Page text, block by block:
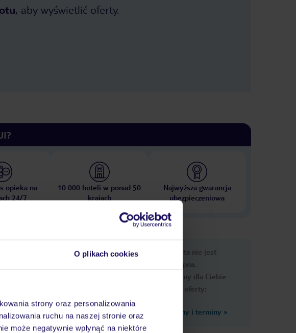
O plikach cookies
strony oraz personalizowania
ruchu na naszej stronie oraz
może negatywnie wpłynąć na niektóre
, aby wyświetlić oferty.
opieka na
24/7
10 000 hoteli w ponad 50
krajach
Najwyższa gwarancja
ubezpieczeniowa
informacje
Ups, ta oferta nie jest
dostępna.
Przygotowaliśmy dla Ciebie
podobne oferty:
Zobacz inne ceny i terminy »